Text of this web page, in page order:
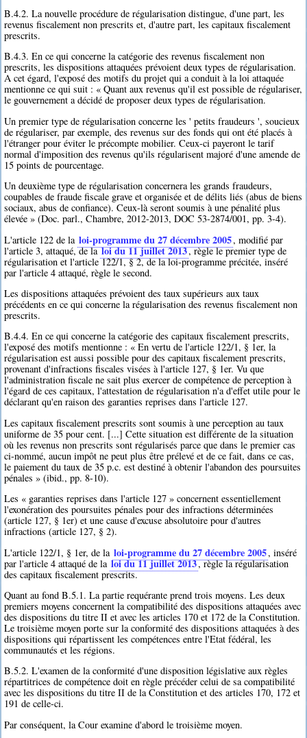
B.4.2. La nouvelle procédure de régularisation distingue, d'une part, les
revenus fiscalement non prescrits et, d'autre part, les capitaux fiscalement
prescrits.
B.4.3. En ce qui concerne la catégorie des revenus fiscalement non
prescrits, les dispositions attaquées prévoient deux types de régularisation.
A cet égard, l'exposé des motifs du projet qui a conduit à la loi attaquée
mentionne ce qui suit : « Quant aux revenus qu'il est possible de régulariser,
le gouvernement a décidé de proposer deux types de régularisation.
Un premier type de régularisation concerne les ' petits fraudeurs ', soucieux
de régulariser, par exemple, des revenus sur des fonds qui ont été placés à
l'étranger pour éviter le précompte mobilier. Ceux-ci payeront le tarif
normal d'imposition des revenus qu'ils régularisent majoré d'une amende de
15 points de pourcentage.
Un deuxième type de régularisation concernera les grands fraudeurs,
coupables de fraude fiscale grave et organisée et de délits liés (abus de biens
sociaux, abus de confiance). Ceux-là seront soumis à une pénalité plus
élevée » (Doc. parl., Chambre, 2012-2013, DOC 53-2874/001, pp. 3-4).
L'article 122 de la loi-programme du 27 décembre 2005, modifié par
l'article 3, attaqué, de laloi du 11 juillet 2013, règle le premier type de
régularisation et l'article 122/1, § 2, de la loi-programme précitée, inséré
par l'article 4 attaqué, règle le second.
Les dispositions attaquées prévoient des taux supérieurs aux taux
précédents en ce qui concerne la régularisation des revenus fiscalement non
prescrits.
B.4.4. En ce qui concerne la catégorie des capitaux fiscalement prescrits,
l'exposé des motifs mentionne : « En vertu de l'article 122/1, § 1er, la
régularisation est aussi possible pour des capitaux fiscalement prescrits,
provenant d'infractions fiscales visées à l'article 127, § 1er. Vu que
l'administration fiscale ne sait plus exercer de compétence de perception à
l'égard de ces capitaux, l'attestation de régularisation n'a d'effet utile pour le
déclarant qu'en raison des garanties reprises dans l'article 127.
Les capitaux fiscalement prescrits sont soumis à une perception au taux
uniforme de 35 pour cent. [...] Cette situation est différente de la situation
où les revenus non prescrits sont régularisés parce que dans le premier cas
ci-nommé, aucun impôt ne peut plus être prélevé et de ce fait, dans ce cas,
le paiement du taux de 35 p.c. est destiné à obtenir l'abandon des poursuites
pénales » (ibid., pp. 8-10).
Les « garanties reprises dans l'article 127 » concernent essentiellement
l'exonération des poursuites pénales pour des infractions déterminées
(article 127, § 1er) et une cause d'excuse absolutoire pour d'autres
infractions (article 127, § 2).
L'article 122/1, § 1er, de la loi-programme du 27 décembre 2005, inséré
par l'article 4 attaqué de la loi du 11 juillet 2013, règle la régularisation
des capitaux fiscalement prescrits.
Quant au fond B.5.1. La partie requérante prend trois moyens. Les deux
premiers moyens concernent la compatibilité des dispositions attaquées avec
des dispositions du titre II et avec les articles 170 et 172 de la Constitution.
Le troisième moyen porte sur la conformité des dispositions attaquées à des
dispositions qui répartissent les compétences entre l'Etat fédéral, les
communautés et les régions.
B.5.2. L'examen de la conformité d'une disposition législative aux règles
répartitrices de compétence doit en règle précéder celui de sa compatibilité
avec les dispositions du titre II de la Constitution et des articles 170, 172 et
191 de celle-ci.
Par conséquent, la Cour examine d'abord le troisième moyen.